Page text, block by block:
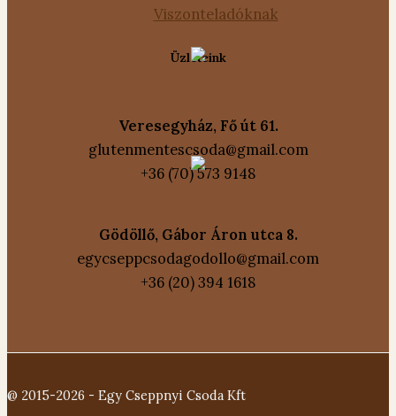
Viszonteladóknak
Üzleteink
Veresegyház, Fő út 61.
glutenmentescsoda@gmail.com
+36 (70) 573 9148
Gödöllő, Gábor Áron utca 8.
egycseppcsodagodollo@gmail.com
+36 (20) 394 1618
@ 2015-2026 - Egy Cseppnyi Csoda Kft